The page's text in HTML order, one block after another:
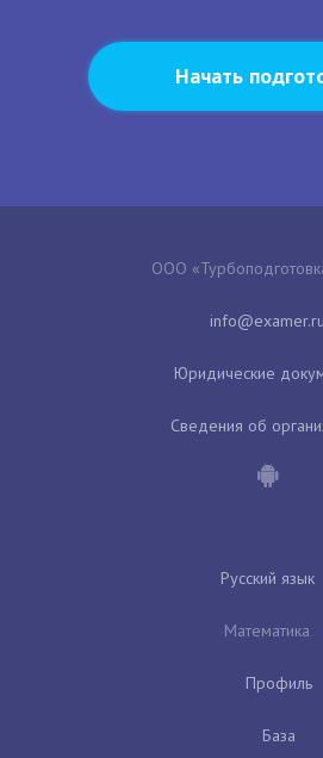
Начать
ООО
Юридические
Сведения об
Русский язык
Математика
Профиль
База